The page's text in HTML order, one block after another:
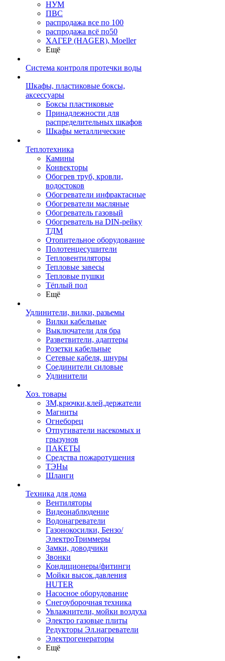
НУМ
ПВС
распродажа все по 100
распродажа всё по50
ХАГЕР (HAGER), Moeller
Ещё
Система контроля протечки воды
Шкафы, пластиковые боксы,
аксессуары
Боксы пластиковые
Принадлежности для
распределительных шкафов
Шкафы металлические
Теплотехника
Камины
Конвекторы
Обогрев труб, кровли,
водостоков
Обогреватели инфрактасные
Обогреватели масляные
Обогреватель газовый
Обогреватель на DIN-рейку
ТДМ
Отопительное оборудование
Полотенцесушители
Тепловентиляторы
Тепловые завесы
Тепловые пушки
Тёплый пол
Ещё
Удлинители, вилки, разьемы
Вилки кабельные
Выключатели для бра
Разветвители, адаптеры
Розетки кабельные
Сетевые кабеля, шнуры
Соединители силовые
Удлинители
Хоз. товары
ЗМ,крючки,клей,держатели
Магниты
Огнеборец
Отпугиватели насекомых и
грызунов
ПАКЕТЫ
Средства пожаротушения
ТЭНы
Шланги
Техника для дома
Вентиляторы
Видеонаблюдение
Водонагреватели
Газонокосилки, Бензо/
ЭлектроТриммеры
Замки, доводчики
Звонки
Кондиционеры/фитинги
Мойки высок.давления
HUTER
Насосное оборудование
Снегоуборочная техника
Увлажнители, мойки воздуха
Электро газовые плиты
Редукторы Эл.нагреватели
Электрогенераторы
Ещё